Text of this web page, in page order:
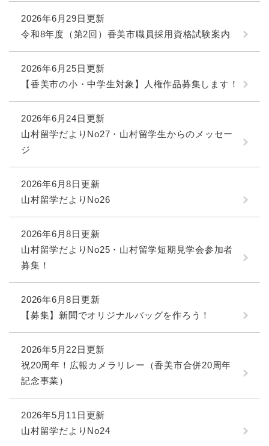
2026年6月29日更新
令和8年度（第2回）香美市職員採用資格試験案内
2026年6月25日更新
【香美市の小・中学生対象】人権作品募集します！
2026年6月24日更新
山村留学だよりNo27・山村留学生からのメッセー
ジ
2026年6月8日更新
山村留学だよりNo26
2026年6月8日更新
山村留学だよりNo25・山村留学短期見学会参加者
募集！
2026年6月8日更新
【募集】新聞でオリジナルバッグを作ろう！
2026年5月22日更新
祝20周年！広報カメラリレー（香美市合併20周年
記念事業）
2026年5月11日更新
山村留学だよりNo24